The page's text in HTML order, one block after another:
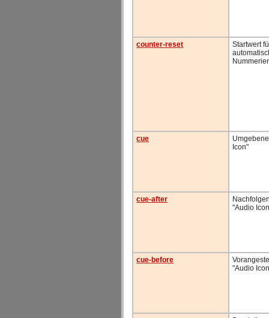
counter-reset
Startwert
cue
Icon"
cue-after
"Audio
cue-before
"Audio